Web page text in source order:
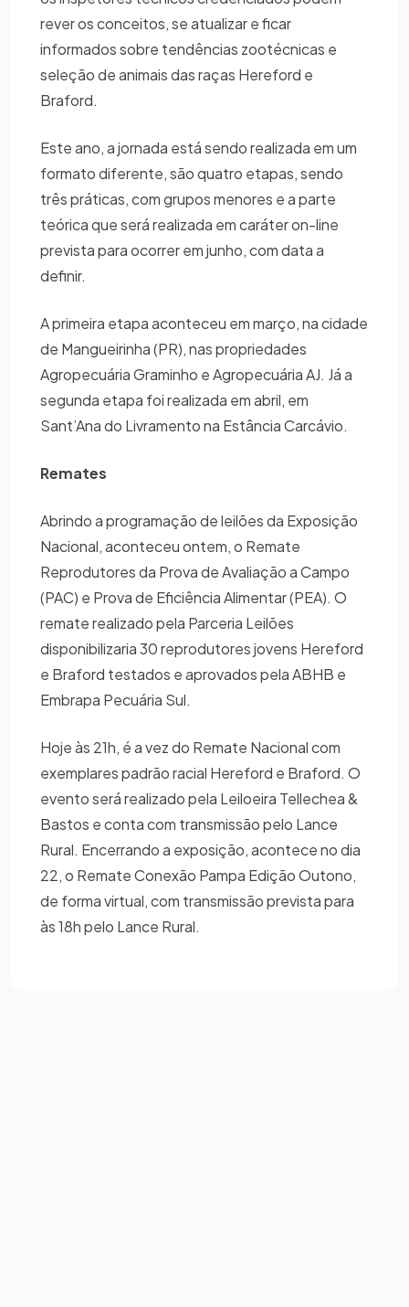
rever os conceitos, se atualizar e ficar
informados sobre tendências zootécnicas e
seleção de animais das raças Hereford e
Braford.
Este ano, a jornada está sendo realizada em um
formato diferente, são quatro etapas, sendo
três práticas, com grupos menores e a parte
teórica que será realizada em caráter on-line
prevista para ocorrer em junho, com data a
definir.
A primeira etapa aconteceu em março, na cidade
de Mangueirinha (PR), nas propriedades
Agropecuária Graminho e Agropecuária AJ. Já a
segunda etapa foi realizada em abril, em
Sant’Ana do Livramento na Estância Carcávio.
Remates
Abrindo a programação de leilões da Exposição
Nacional, aconteceu ontem, o Remate
Reprodutores da Prova de Avaliação a Campo
(PAC) e Prova de Eficiência Alimentar (PEA). O
remate realizado pela Parceria Leilões
disponibilizaria 30 reprodutores jovens Hereford
e Braford testados e aprovados pela ABHB e
Embrapa Pecuária Sul.
Hoje às 21h, é a vez do Remate Nacional com
exemplares padrão racial Hereford e Braford. O
evento será realizado pela Leiloeira Tellechea &
Bastos e conta com transmissão pelo Lance
Rural. Encerrando a exposição, acontece no dia
22, o Remate Conexão Pampa Edição Outono,
de forma virtual, com transmissão prevista para
às 18h pelo Lance Rural.